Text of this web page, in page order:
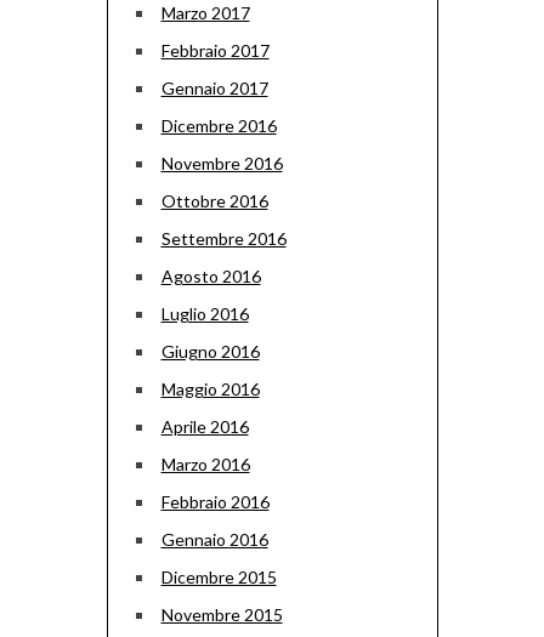
Marzo 2017
Febbraio 2017
Gennaio 2017
Dicembre 2016
Novembre 2016
Ottobre 2016
Settembre 2016
Agosto 2016
Luglio 2016
Giugno 2016
Maggio 2016
Aprile 2016
Marzo 2016
Febbraio 2016
Gennaio 2016
Dicembre 2015
Novembre 2015